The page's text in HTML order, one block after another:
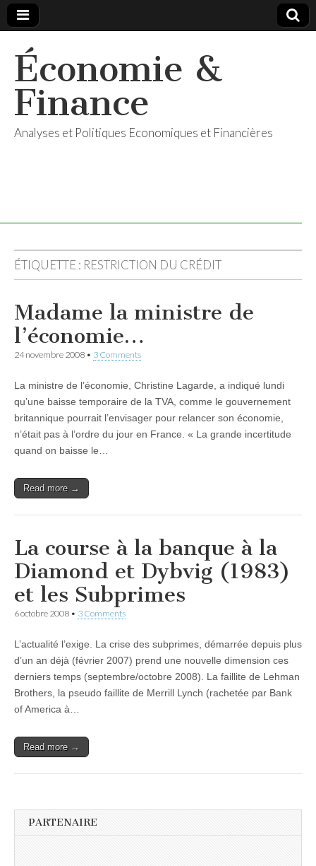
Économie &
Finance
Analyses et Politiques Economiques et Financières
ÉTIQUETTE : RESTRICTION DU CRÉDIT
Madame la ministre de
l’économie…
24 novembre 2008 • 3 Comments
La ministre de l’économie, Christine Lagarde, a indiqué lundi
qu’une baisse temporaire de la TVA, comme le gouvernement
britannique pourrait l’envisager pour relancer son économie,
n’était pas à l’ordre du jour en France. « La grande incertitude
quand on baisse le…
Read more →
La course à la banque à la
Diamond et Dybvig (1983)
et les Subprimes
6 octobre 2008 • 3 Comments
L’actualité l’exige. La crise des subprimes, démarrée depuis plus
d’un an déjà (février 2007) prend une nouvelle dimension ces
derniers temps (septembre/octobre 2008). La faillite de Lehman
Brothers, la pseudo faillite de Merrill Lynch (rachetée par Bank
of America à…
Read more →
PARTENAIRE